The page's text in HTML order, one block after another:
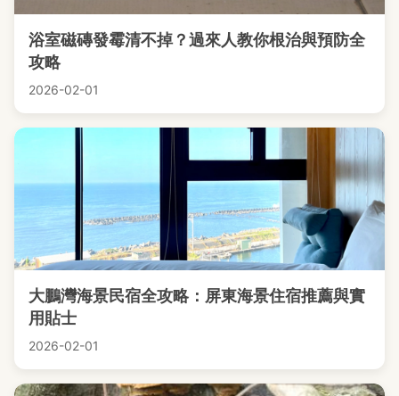
浴室磁磚發霉清不掉？過來人教你根治與預防全
攻略
2026-02-01
大鵬灣海景民宿全攻略：屏東海景住宿推薦與實
用貼士
2026-02-01